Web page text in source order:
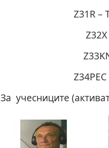
Z31R –
За учесниците